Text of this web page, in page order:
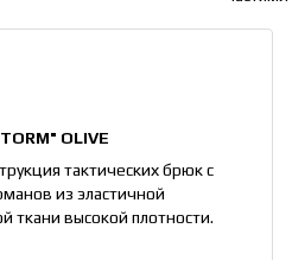
OLIVE
тактических брюк с
из эластичной
ткани высокой плотности.